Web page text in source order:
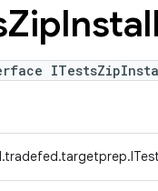
Zip